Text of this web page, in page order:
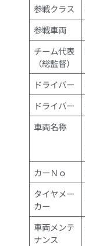
参戦クラス
参戦車両
チーム代表
（総監督）
ドライバー
ドライバー
車両名称
カーＮｏ
タイヤメー
カー
車両メンテ
ナンス